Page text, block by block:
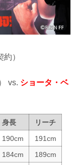
）
vs. ショータ・ベ
身長
リーチ
190cm
191cm
184cm 189cm